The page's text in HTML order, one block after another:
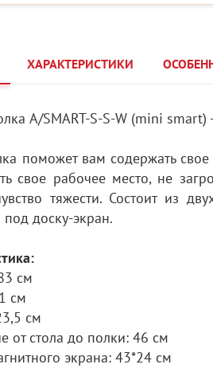
ХАРАКТЕРИСТИКИ
A/SMART-S-S-W (mini
поможет вам содержать
свое рабочее место, не
тяжести. Состоит из
под доску-экран.
см
см
см
от стола до полки: 46 см
экрана: 43*24 см